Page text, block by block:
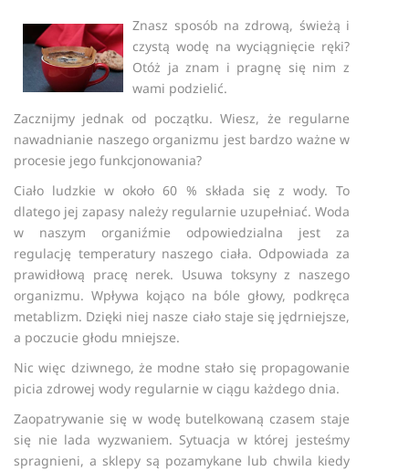
Znasz sposób na zdrową, świeżą i
czystą wodę na wyciągnięcie ręki?
Otóż ja znam i pragnę się nim z
wami podzielić.
Zacznijmy jednak od początku. Wiesz, że regularne
nawadnianie naszego organizmu jest bardzo ważne w
procesie jego funkcjonowania?
Ciało ludzkie w około 60 % składa się z wody. To
dlatego jej zapasy należy regularnie uzupełniać. Woda
w naszym organiźmie odpowiedzialna jest za
regulację temperatury naszego ciała. Odpowiada za
prawidłową pracę nerek. Usuwa toksyny z naszego
organizmu. Wpływa kojąco na bóle głowy, podkręca
metablizm. Dzięki niej nasze ciało staje się jędrniejsze,
a poczucie głodu mniejsze.
Nic więc dziwnego, że modne stało się propagowanie
picia zdrowej wody regularnie w ciągu każdego dnia.
Zaopatrywanie się w wodę butelkowaną czasem staje
się nie lada wyzwaniem. Sytuacja w której jesteśmy
spragnieni, a sklepy są pozamykane lub chwila kiedy